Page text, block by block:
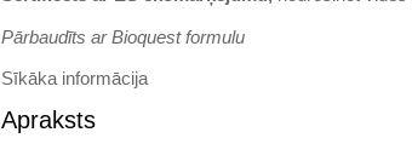
Pārbaudīts ar Bioquest formulu
Sīkāka informācija
Apraksts